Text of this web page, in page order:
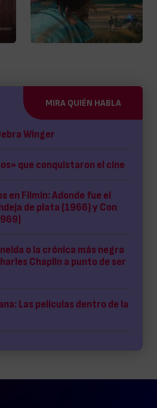
MIRA QUIÉN HABLA
Winger
que conquistaron el cine
en Filmin: Adonde fue el
de plata (1966) y Con
o la crónica más negra
Chaplin a punto de ser
Las películas dentro de la